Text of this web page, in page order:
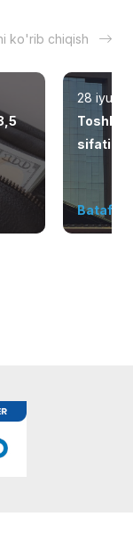
ko'rib chiqish
28 iyul
Batafsil